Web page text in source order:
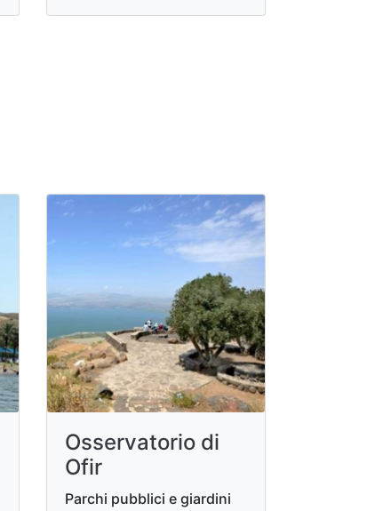
Osservatorio di
Ofir
Parchi pubblici e giardini